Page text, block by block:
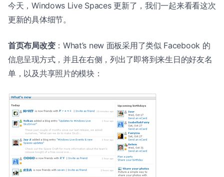
今天，Windows Live Spaces 更新了，我们一起来看看这次
更新的具体细节。
首页布局改变：What’s new 面板采用了类似 Facebook 的
信息呈现方式，并且在右侧，列出了即将到来生日的好友名
单，以及共享照片的模块：